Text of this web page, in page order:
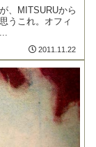
、MITSURUから
うこれ。オフィ
2011.11.22